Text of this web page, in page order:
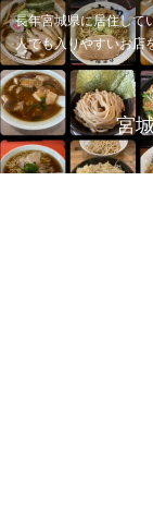
長年宮城県に居住して
人でも入りやすいお店
宮